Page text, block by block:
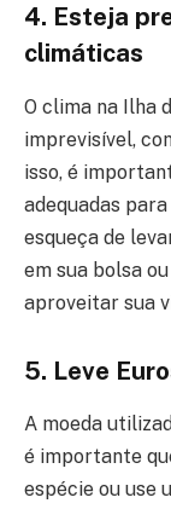
4. Esteja
climáticas
O clima na Ilha
imprevisível,
isso, é
adequadas
esqueça de
em sua bolsa
aproveitar sua
5. Leve
A moeda
é importante
espécie ou use